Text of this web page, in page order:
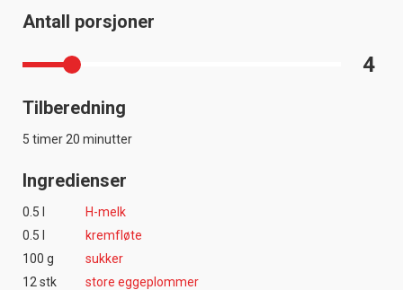
Antall porsjoner
4
Tilberedning
5 timer 20 minutter
Ingredienser
0.5 l
H-melk
0.5 l
kremfløte
100 g
sukker
12 stk
store eggeplommer